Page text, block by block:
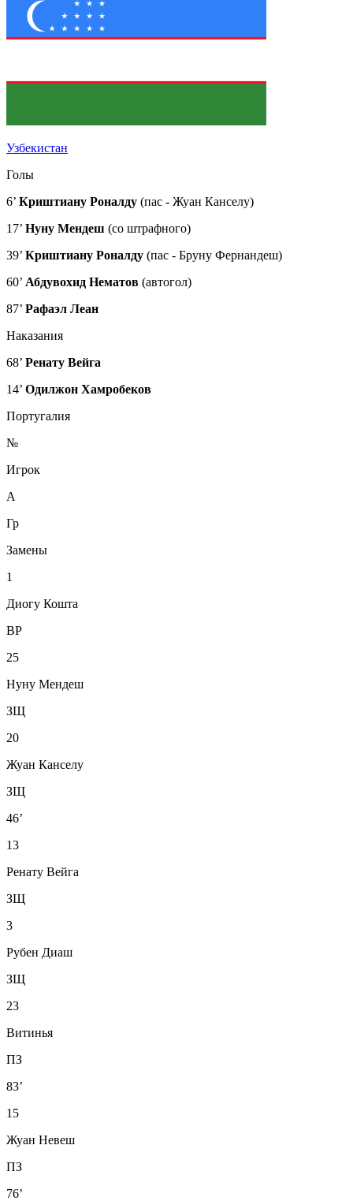
Узбекистан
Голы
6’ Криштиану Роналду (пас - Жуан Канселу)
17’ Нуну Мендеш (со штрафного)
39’ Криштиану Роналду (пас - Бруну Фернандеш)
60’ Абдувохид Нематов (автогол)
87’ Рафаэл Леан
Наказания
68’ Ренату Вейга
14’ Одилжон Хамробеков
Португалия
№
Игрок
А
Гр
Замены
1
Диогу Кошта
ВР
25
Нуну Мендеш
ЗЩ
20
Жуан Канселу
ЗЩ
46’
13
Ренату Вейга
ЗЩ
3
Рубен Диаш
ЗЩ
23
Витинья
ПЗ
83’
15
Жуан Невеш
ПЗ
76’